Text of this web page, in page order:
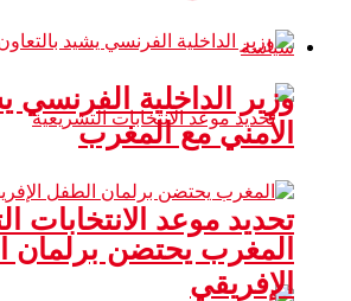
سياسة
تحديد موعد الانتخابات
وزير الداخلية الفرنسي
الأمني مع المغرب
المغرب يحتضن برلمان
الإفريقي